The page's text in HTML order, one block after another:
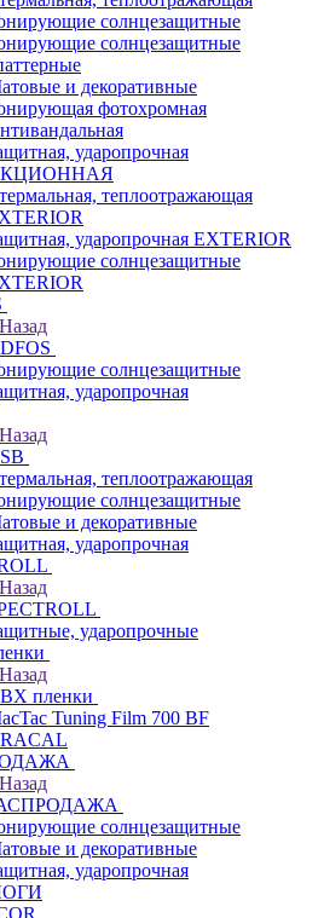
солнцезащитные
солнцезащитные
и декоративные
фотохромная
ударопрочная
теплоотражающая
ударопрочная EXTERIOR
солнцезащитные
Назад
солнцезащитные
ударопрочная
Назад
теплоотражающая
солнцезащитные
и декоративные
ударопрочная
Назад
ударопрочные
Назад
пленки
Tuning Film 700 BF
Назад
солнцезащитные
и декоративные
ударопрочная